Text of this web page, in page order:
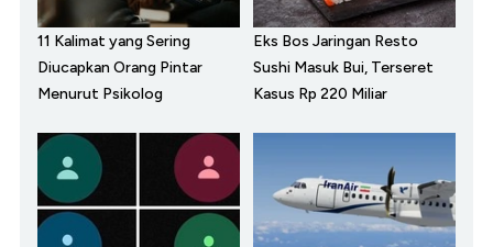
11 Kalimat yang Sering
Diucapkan Orang Pintar
Menurut Psikolog
Eks Bos Jaringan Resto
Sushi Masuk Bui, Terseret
Kasus Rp 220 Miliar